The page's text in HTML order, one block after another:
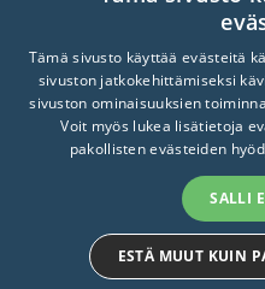
Tietosuojaseloste
Turvallisemman tilan
© 2026 STTK. Made
Tämä sivusto käyttää evästeitä
sivuston jatkokehittämiseksi
sivuston ominaisuuksien
Voit myös lukea lisätietoja
pakollisten evästeiden
SALLI
ESTÄ MUUT KUIN